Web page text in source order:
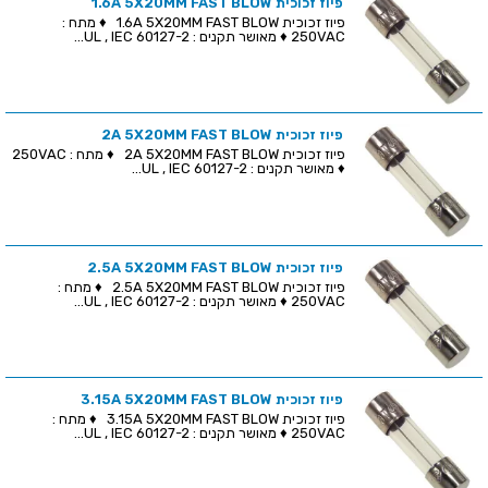
פיוז זכוכית 1.6A 5X20MM FAST BLOW ♦ מתח :
250VAC ♦ מאושר תקנים : UL , IEC 60127-2...
פיוז זכוכית 2A 5X20MM FAST BLOW
פיוז זכוכית 2A 5X20MM FAST BLOW ♦ מתח : 250VAC
♦ מאושר תקנים : UL , IEC 60127-2...
פיוז זכוכית 2.5A 5X20MM FAST BLOW
פיוז זכוכית 2.5A 5X20MM FAST BLOW ♦ מתח :
250VAC ♦ מאושר תקנים : UL , IEC 60127-2...
פיוז זכוכית 3.15A 5X20MM FAST BLOW
פיוז זכוכית 3.15A 5X20MM FAST BLOW ♦ מתח :
250VAC ♦ מאושר תקנים : UL , IEC 60127-2...